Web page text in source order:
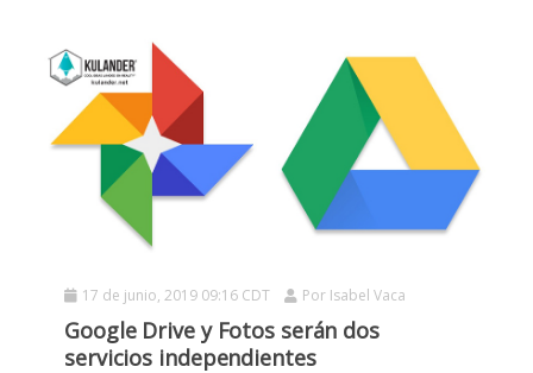
17 de junio, 2019 09:16 CDT Por Isabel Vaca
Google Drive y Fotos serán dos
servicios independientes